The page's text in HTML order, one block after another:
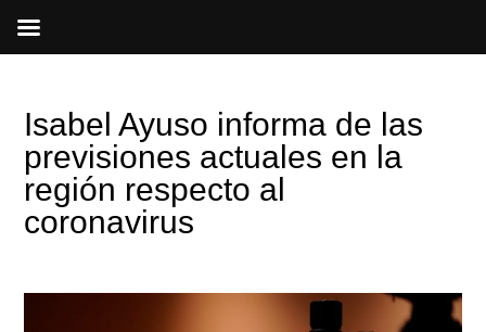
Isabel Ayuso informa de las
previsiones actuales en la
región respecto al
coronavirus